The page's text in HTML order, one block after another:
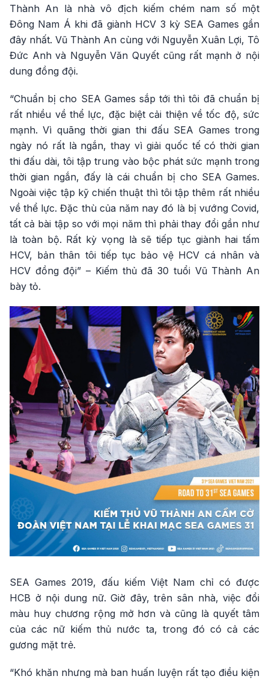
Thành An là nhà vô địch kiếm chém nam số một
Đông Nam Á khi đã giành HCV 3 kỳ SEA Games gần
đây nhất. Vũ Thành An cùng với Nguyễn Xuân Lợi, Tô
Đức Anh và Nguyễn Văn Quyết cũng rất mạnh ở nội
dung đồng đội.
“Chuẩn bị cho SEA Games sắp tới thì tôi đã chuẩn bị
rất nhiều về thể lực, đặc biệt cải thiện về tốc độ, sức
mạnh. Vì quãng thời gian thi đấu SEA Games trong
ngày nó rất là ngắn, thay vì giải quốc tế có thời gian
thi đấu dài, tôi tập trung vào bộc phát sức mạnh trong
thời gian ngắn, đấy là cái chuẩn bị cho SEA Games.
Ngoài việc tập kỹ chiến thuật thì tôi tập thêm rất nhiều
về thể lực. Đặc thù của năm nay đó là bị vướng Covid,
tất cả bài tập so với mọi năm thì phải thay đổi gần như
là toàn bộ. Rất kỳ vọng là sẽ tiếp tục giành hai tấm
HCV, bản thân tôi tiếp tục bảo vệ HCV cá nhân và
HCV đồng đội” – Kiếm thủ đã 30 tuổi Vũ Thành An
bày tỏ.
SEA Games 2019, đấu kiếm Việt Nam chỉ có được
HCB ở nội dung nữ. Giờ đây, trên sân nhà, việc đổi
màu huy chương rộng mở hơn và cũng là quyết tâm
của các nữ kiếm thủ nước ta, trong đó có cả các
gương mặt trẻ.
“Khó khăn nhưng mà ban huấn luyện rất tạo điều kiện